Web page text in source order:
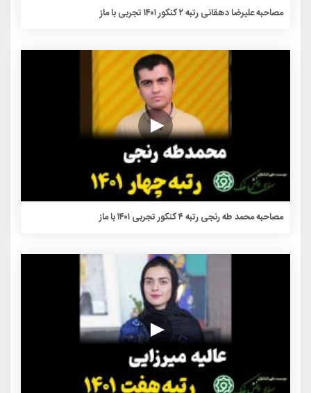
مصاحبه علیرضا دهقانی رتبه ۲ کنکور ۱۴۰۱ تجربی با ماز
مصاحبه محمد طه رنجی رتبه ۴ کنکور تجربی ۱۴۰۱ با ماز